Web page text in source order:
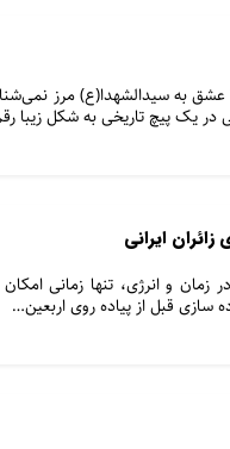
عشق به سیدالشهدا(ع) مرز
یک پیچ تاریخی به شکل زیبا
ایرانی
و انرژی، تنها زمانی
سازی قبل از پیاده روی اربعین…